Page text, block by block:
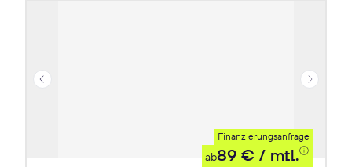
Finanzierungsanfrage
ab89 € / mtl.